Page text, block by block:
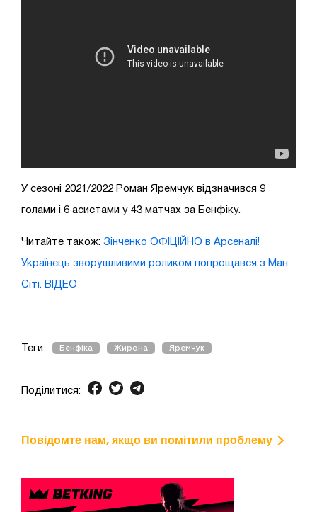
У сезоні 2021/2022 Роман Яремчук відзначився 9
голами і 6 асистами у 43 матчах за Бенфіку.
Читайте також: Зінченко ОФІЦІЙНО в Арсеналі!
Українець зворушливими роликом попрощався з Ман
Сіті. ВІДЕО
Теги: Бенфіка Жирона Яремчук
Поділитися:
Повідомте нам, якщо ви помітили проблему